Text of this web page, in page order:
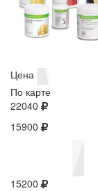
Цена
По карте
22040
15900
15200